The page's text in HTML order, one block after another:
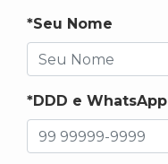
*Seu Nome
*DDD e WhatsApp